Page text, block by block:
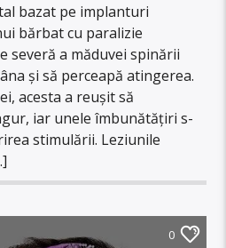
bazat pe implanturi
bărbat cu paralizie
severă a măduvei spinării
şi să perceapă atingerea.
acesta a reuşit să
iar unele îmbunătăţiri s-
stimulării. Leziunile
0